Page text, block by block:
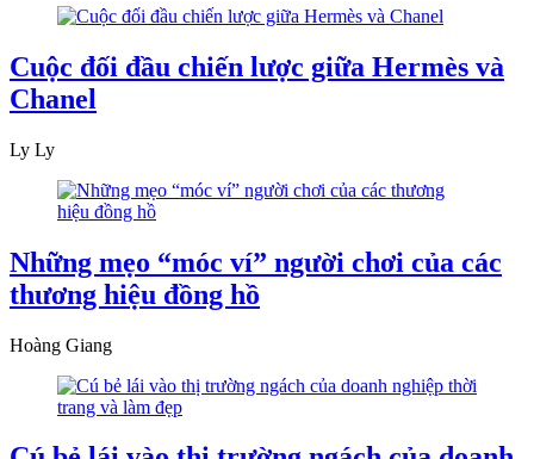
Cuộc đối đầu chiến lược giữa Hermès và
Chanel
Ly Ly
Những mẹo “móc ví” người chơi của các
thương hiệu đồng hồ
Hoàng Giang